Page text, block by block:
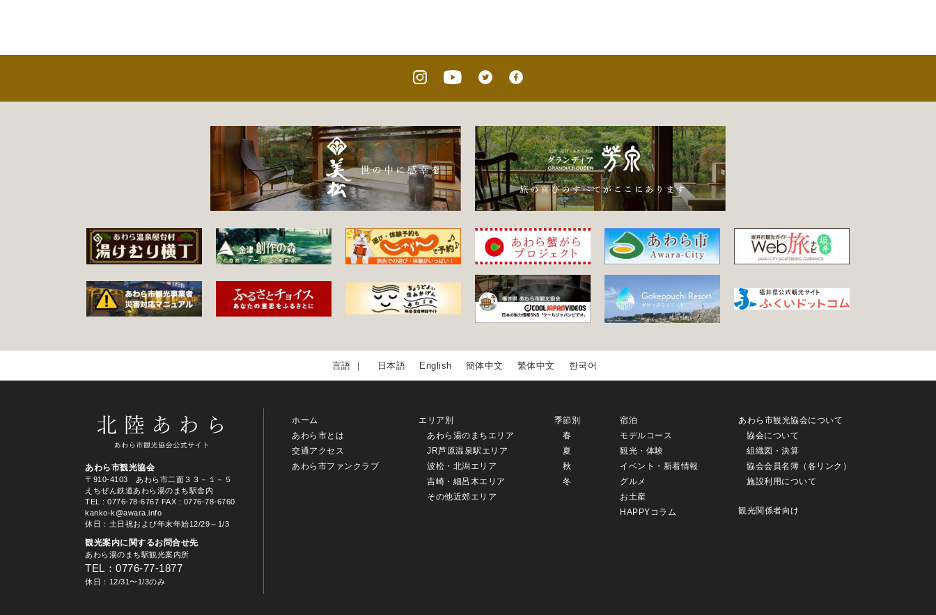
日本語 English 簡体中文 繁体中文 한국어
あわら市観光協会
〒910-4103 あわら市二面３３－１－５
えちぜん鉄道あわら湯のまち駅舎内
TEL
: 0776-78-6767 FAX : 0776-78-6760
kanko-k@awara.info
休日：土日祝および年末年始12/29～1/3
観光案内に関するお問合せ先
あわら湯のまち駅観光案内所
TEL：0776-77-1877
休日：12/31〜1/3のみ
ホーム
あわら市とは
交通アクセス
あわら市ファンクラブ
エリア別
あわら湯のまちエリア
JR芦原温泉駅エリア
波松・北潟エリア
吉崎・細呂木エリア
その他近郊エリア
季節別
春
夏
秋
冬
宿泊
モデルコース
観光・体験
イベント・新着情報
グルメ
お土産
HAPPYコラム
あわら市観光協会について
協会について
組織図・決算
協会会員名簿（各リンク）
施設利用について
観光関係者向け